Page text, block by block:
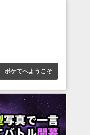
ボケてへようこそ